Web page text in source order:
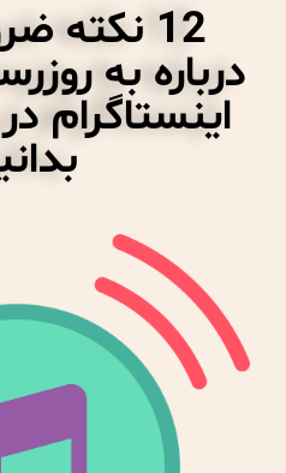
12 نکته
درباره به